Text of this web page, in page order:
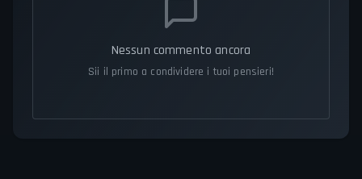
Nessun commento ancora
Sii il primo a condividere i tuoi pensieri!